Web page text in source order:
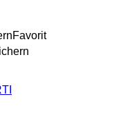
Favorit